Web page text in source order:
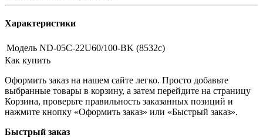
Характеристики
Модель ND-05C-22U60/100-BK (8532c)
Как купить
Оформить заказ на нашем сайте легко. Просто добавьте
выбранные товары в корзину, а затем перейдите на страницу
Корзина, проверьте правильность заказанных позиций и
нажмите кнопку «Оформить заказ» или «Быстрый заказ».
Быстрый заказ